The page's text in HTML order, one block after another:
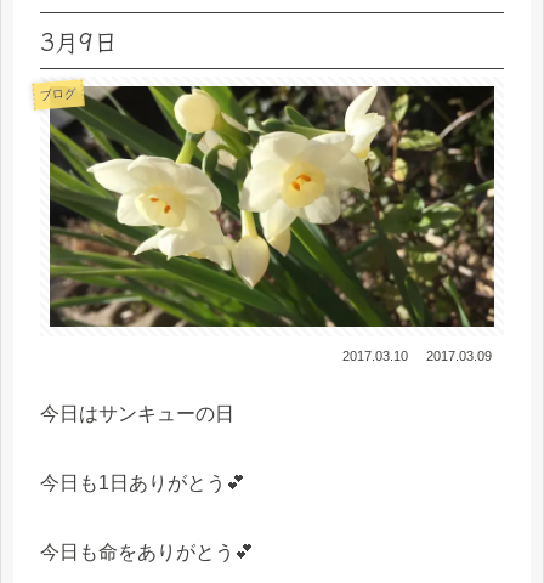
3月9日
ブログ
2017.03.10 2017.03.09
今日はサンキューの日
今日も1日ありがとう💕
今日も命をありがとう💕